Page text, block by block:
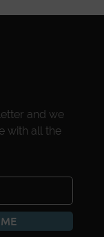
and we
with all the